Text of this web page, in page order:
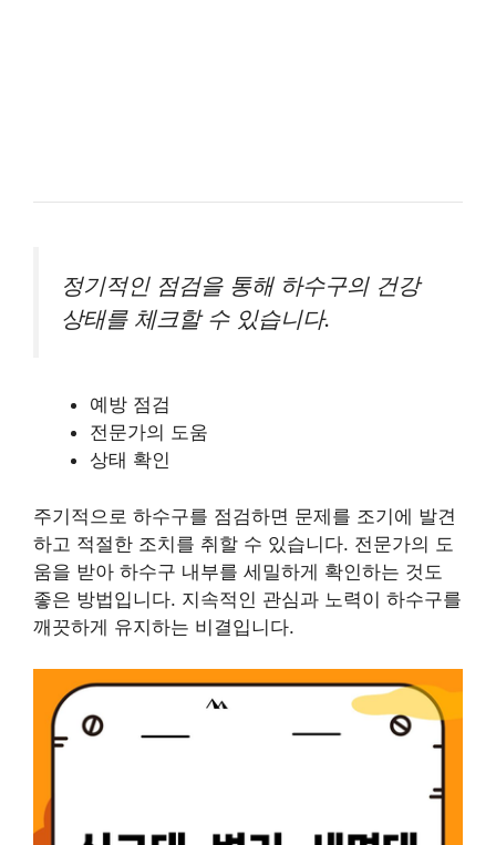
정기적인 점검을 통해 하수구의 건강
상태를 체크할 수 있습니다.
예방 점검
전문가의 도움
상태 확인
주기적으로 하수구를 점검하면 문제를 조기에 발견
하고 적절한 조치를 취할 수 있습니다. 전문가의 도
움을 받아 하수구 내부를 세밀하게 확인하는 것도
좋은 방법입니다. 지속적인 관심과 노력이 하수구를
깨끗하게 유지하는 비결입니다.